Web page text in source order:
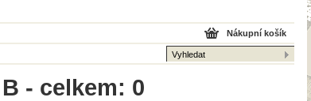
Nákupní košík
- celkem: 0